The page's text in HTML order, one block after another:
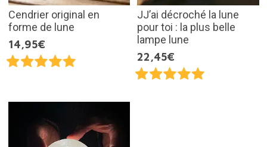
Cendrier original en
forme de lune
14,95€
JJ’ai décroché la lune
pour toi : la plus belle
lampe lune
22,45€